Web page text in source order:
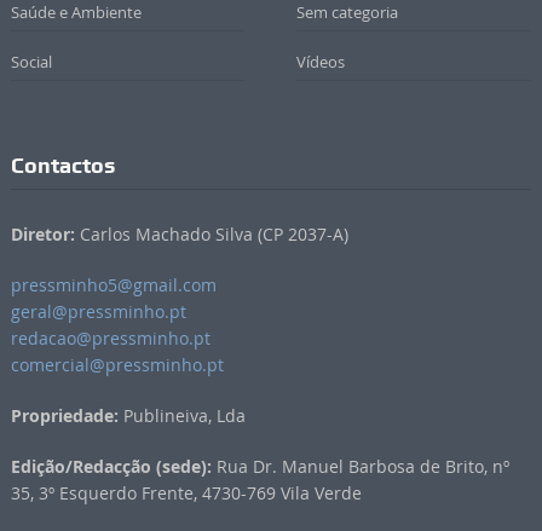
Saúde e Ambiente Sem categoria
Social Vídeos
Contactos
Diretor: Carlos Machado Silva (CP 2037-A)
pressminho5@gmail.com
geral@pressminho.pt
redacao@pressminho.pt
comercial@pressminho.pt
Propriedade: Publineiva, Lda
Edição/Redacção (sede): Rua Dr. Manuel Barbosa de Brito, nº
35, 3º Esquerdo Frente, 4730-769 Vila Verde